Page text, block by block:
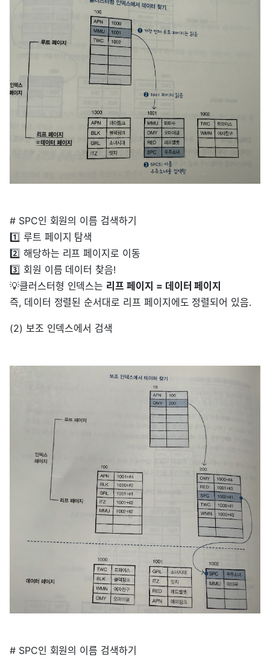
# SPC인 회원의 이름 검색하기
1️⃣ 루트 페이지 탐색
2️⃣ 해당하는 리프 페이지로 이동
3️⃣ 회원 이름 데이터 찾음!
💡클러스터형 인덱스는 리프 페이지 = 데이터 페이지
즉, 데이터 정렬된 순서대로 리프 페이지에도 정렬되어 있음.
(2) 보조 인덱스에서 검색
# SPC인 회원의 이름 검색하기